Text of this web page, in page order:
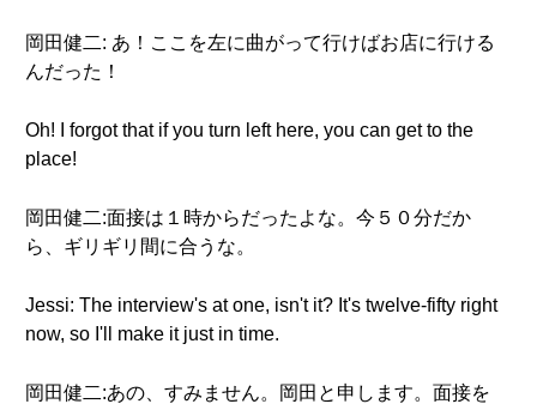
岡田健二: あ！ここを左に曲がって行けばお店に行ける
んだった！
Oh! I forgot that if you turn left here, you can get to the
place!
岡田健二:面接は１時からだったよな。今５０分だか
ら、ギリギリ間に合うな。
Jessi: The interview's at one, isn't it? It's twelve-fifty right
now, so I'll make it just in time.
岡田健二:あの、すみません。岡田と申します。面接を